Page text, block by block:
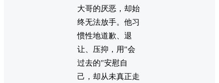
大哥的厌恶，却始
终无法放手。他习
惯性地道歉、退
让、压抑，用"会
过去的"安慰自
己，却从未真正走